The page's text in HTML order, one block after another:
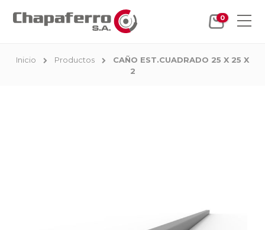
0
Inicio Productos
CAÑO EST.CUADRADO 25 X 25 X
2